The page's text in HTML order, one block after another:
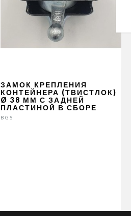
ЗАМОК КРЕПЛЕНИЯ
КОНТЕЙНЕРА (ТВИСТЛОК)
Ø 38 ММ С ЗАДНЕЙ
ПЛАСТИНОЙ В СБОРЕ
BGS